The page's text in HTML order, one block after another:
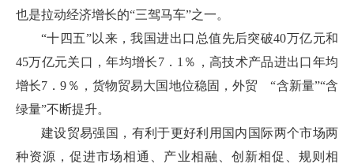
也是拉动经济增长的“三驾马车”之一。
“十四五”以来，我国进出口总值先后突破40万亿元和
45万亿元关口，年均增长7．1％，高技术产品进出口年均
增长7．9％，货物贸易大国地位稳固，外贸 “含新量”“含
绿量”不断提升。
建设贸易强国，有利于更好利用国内国际两个市场两
种资源，促进市场相通、产业相融、创新相促、规则相